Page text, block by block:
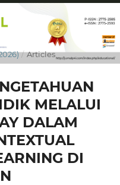
/ Articles
MELALUI
DALAM
DI